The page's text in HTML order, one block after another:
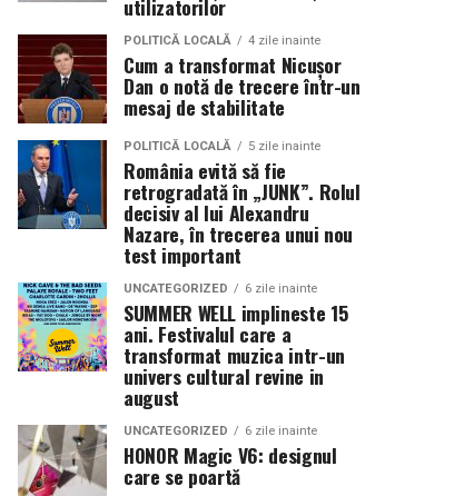
utilizatorilor
POLITICĂ LOCALĂ 4 zile inainte
Cum a transformat Nicușor
Dan o notă de trecere într-un
mesaj de stabilitate
POLITICĂ LOCALĂ 5 zile inainte
România evită să fie
retrogradată în „JUNK”. Rolul
decisiv al lui Alexandru
Nazare, în trecerea unui nou
test important
UNCATEGORIZED 6 zile inainte
SUMMER WELL implineste 15
ani. Festivalul care a
transformat muzica intr-un
univers cultural revine in
august
UNCATEGORIZED 6 zile inainte
HONOR Magic V6: designul
care se poartă